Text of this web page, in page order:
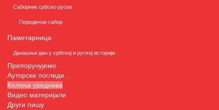
Саборник србско-руски
Породични сабор
Паметарница
Данашњи дан у србској и руској историји
Препоручујемо
Ауторски погледи...
Колона уредника
Видео материјали
Други пишу